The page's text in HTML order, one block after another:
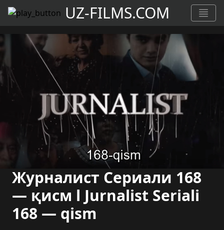
UZ-FILMS.COM
Журналист Сериали 168
— қисм l Jurnalist Seriali
168 — qism